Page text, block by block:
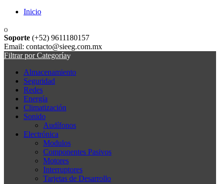
Inicio
Soporte (+52) 9611180157
Email: contacto@sieeg.com.mx
Filtrar por Categoría
Almacenamiento
Seguridad
Redes
Energía
Climatización
Sonido
Audífonos
Electrónica
Modulos
Componentes Pasivos
Motores
Interruptores
Tarjetas de Desarrollo